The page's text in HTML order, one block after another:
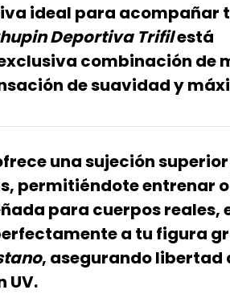
ideal para acompañar
Deportiva Trifilestá
combinación de
de suavidad y
una sujeción
permitiéndote entrenar
para cuerpos reales,
a tu figura
, asegurandolibertad
UV.